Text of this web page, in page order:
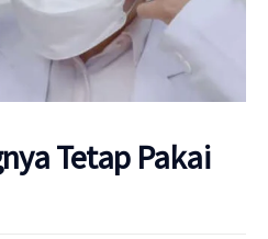
Tetap Pakai